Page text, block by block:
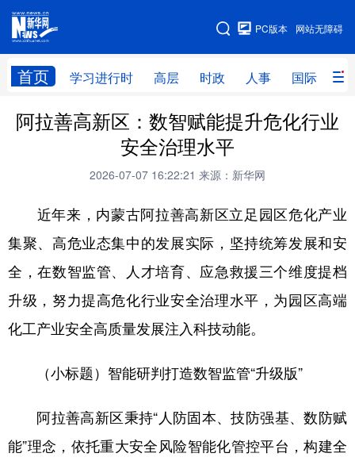
网站无障碍
PC版本
首页 学习进行时 高层 时政 人事 国际 财
网站地图
学习进行时 高层 时政 人事
财经 网评
全球连线
科技 科创 量子 体育
文化 书画 健康 军事
法律 中央文件 金融
学术中国 乡村振兴 银龄
城市 旅游 能源 会展
彩票 娱乐 时尚 悦读
阿拉善高新区：数智赋能提升危化行业
安全治理水平
2026-07-07 16:22:21 来源：新华网
近年来，内蒙古阿拉善高新区立足园区危化产业
集聚、高危业态集中的发展实际，坚持统筹发展和安
全，在数智监管、人才培育、应急救援三个维度提档
升级，努力提高危化行业安全治理水平，为园区高端
化工产业安全高质量发展注入科技动能。
（小标题）智能研判打造数智监管“升级版”
阿拉善高新区秉持“人防固本、技防强基、数防赋
能”理念，依托重大安全风险智能化管控平台，构建全